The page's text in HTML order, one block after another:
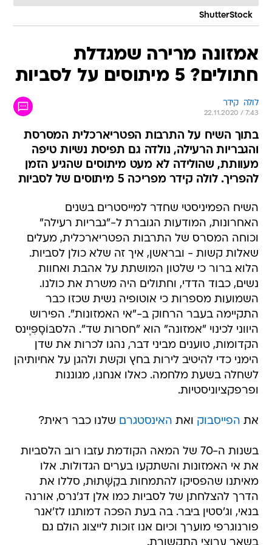
ShutterStock
אמזונה מרירה שמגדלת
חתולים? 5 מיתוסים על לסביות
לולה  קידר
22.11.2020 / 7:43
בתוך השיח על התרבות הפטריארכלית המסרסת
והגבריות הרעילה, נולדה גם תפיסת נשיות טיפה
מעוותת, שהולידה לא מעט מיתוסים שהגיע הזמן
להפריך. לולה קידר מפריכה 5 מיתוסים של לסביות
השיח הפמיניסטי שחדר למייסטרים בשנים
האחרונות, המודעות הגוברת ל-"גבריות רעילה"
וכוחה המסרס של התרבות הפטריארכלית, מעלים
שאלות קשות - ובראשן, איך זה שלא כולן לסביות.
הלוא ברור כי שלטון המושתת על אהבת ואחוות
נשים, כבוד הדדי, וחתולים היה משרת את כולנו.
השמועות מספרות כי אוטופיה נשית שכזו כבר
התקיימה בעבר הרחוק ב-"אי האמזונות". הפירוש
היווני לכינוי "אמזונה" הוא "חסרות שד". הלסבּוֹסָפִּיֶינס
הקדומות, טוענים מביני דבר, נהגו לכרות את שדן
הימני כדי להיטיב לירות בחץ וקשת ולהגן על אחיותיהן
לשחלה בשעת מלחמה. כאלו אנחנו, מגוננות
ופרפקציוניסטיות.
את הפייסבוק ואת האינסטגרם שלנו כבר ראית?
בשנות ה-70 של המאה הקודמת עזבו רוב הלסביות
את אי האמזונות והשתקעו בערים הגדולות. אלו
מאיתנו שהפסיקו להתמחות בקַשָּׁתוּת, סללו את
הדרך להצלחתן של לסביות כמו אלן דג'נרס, אורנה
בנאי, וג'סטין ביבר. בה בעת הפכה דמותנו לז'אנר
פורנוגרפי מוערך וכיום אנו זוכות לייצוג הולם גם